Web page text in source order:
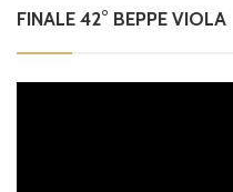
FINALE 42° BEPPE VIOLA